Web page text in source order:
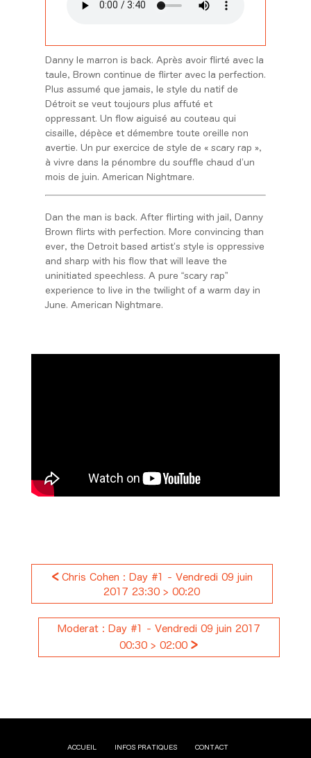
Danny le marron is back. Après avoir flirté avec la
taule, Brown continue de flirter avec la perfection.
Plus assumé que jamais, le style du natif de
Détroit se veut toujours plus affuté et
oppressant. Un flow aiguisé au couteau qui
cisaille, dépèce et démembre toute oreille non
avertie. Un pur exercice de style de « scary rap »,
à vivre dans la pénombre du souffle chaud d’un
mois de juin. American Nightmare.
Dan the man is back. After flirting with jail, Danny
Brown flirts with perfection. More convincing than
ever, the Detroit based artist’s style is oppressive
and sharp with his flow that will leave the
uninitiated speechless. A pure “scary rap”
experience to live in the twilight of a warm day in
June. American Nightmare.
<Chris Cohen : Day #1 - Vendredi 09 juin
2017 23:30 > 00:20
Moderat : Day #1 - Vendredi 09 juin 2017
00:30 > 02:00>
ACCUEIL INFOS PRATIQUES CONTACT